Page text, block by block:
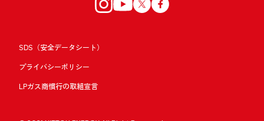
SDS（安全データシート）
プライバシーポリシー
LPガス商慣行の取組宣言